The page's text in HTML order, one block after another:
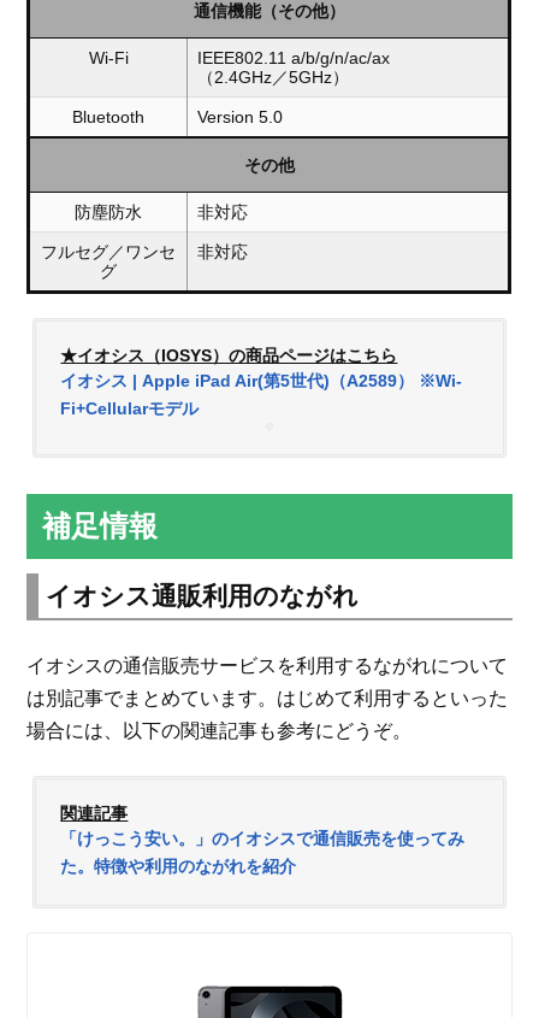
通信機能（その他）
Wi-Fi
IEEE802.11 a/b/g/n/ac/ax
（2.4GHz／5GHz）
Bluetooth Version 5.0
その他
防塵防水 非対応
フルセグ／ワンセ
グ
非対応
★イオシス（IOSYS）の商品ページはこちら
イオシス | Apple iPad Air(第5世代)（A2589） ※Wi-
Fi+Cellularモデル
補足情報
イオシス通販利用のながれ
イオシスの通信販売サービスを利用するながれについて
は別記事でまとめています。はじめて利用するといった
場合には、以下の関連記事も参考にどうぞ。
関連記事
「けっこう安い。」のイオシスで通信販売を使ってみ
た。特徴や利用のながれを紹介